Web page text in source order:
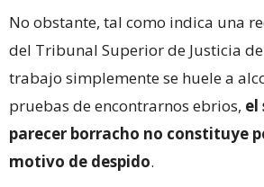
No obstante, tal como indica una
del Tribunal Superior de Justicia
trabajo simplemente se huele a
pruebas de encontrarnos ebrios, el
parecer borracho no constituye
motivo de despido.